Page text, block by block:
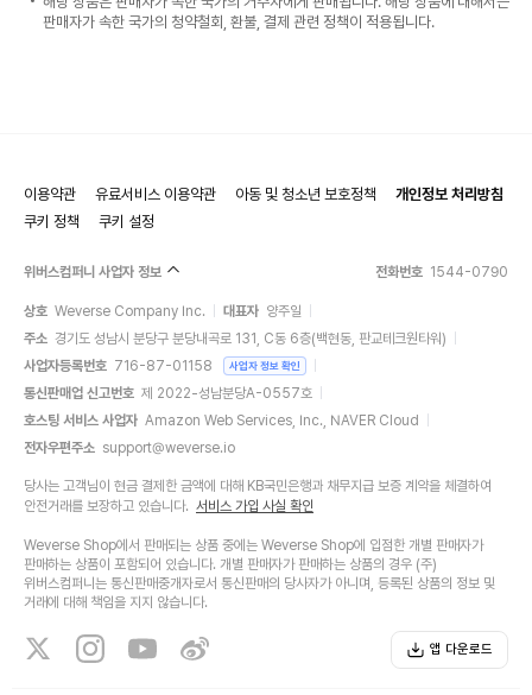
판매자가 속한 국가의 청약철회, 환불, 결제 관련 정책이 적용됩니다.
이용약관 유료서비스 이용약관 아동 및 청소년 보호정책
개인정보 처리방침
쿠키 정책
쿠키 설정
위버스컴퍼니 사업자 정보 전화번호 1544-0790
상호 Weverse Company Inc. 대표자 양주일
주소 경기도 성남시 분당구 분당내곡로 131, C동 6층(백현동, 판교테크원타워)
사업자등록번호 716-87-01158 사업자 정보 확인
통신판매업 신고번호 제 2022-성남분당A-0557호
호스팅 서비스 사업자 Amazon Web Services, Inc., NAVER Cloud
전자우편주소 support@weverse.io
당사는 고객님이 현금 결제한 금액에 대해 KB국민은행과 채무지급 보증 계약을 체결하여
안전거래를 보장하고 있습니다. 서비스 가입 사실 확인
Weverse Shop에서 판매되는 상품 중에는 Weverse Shop에 입점한 개별 판매자가
판매하는 상품이 포함되어 있습니다. 개별 판매자가 판매하는 상품의 경우 (주)
위버스컴퍼니는 통신판매중개자로서 통신판매의 당사자가 아니며, 등록된 상품의 정보 및
거래에 대해 책임을 지지 않습니다.
앱 다운로드